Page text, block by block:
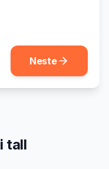
Neste
i tall